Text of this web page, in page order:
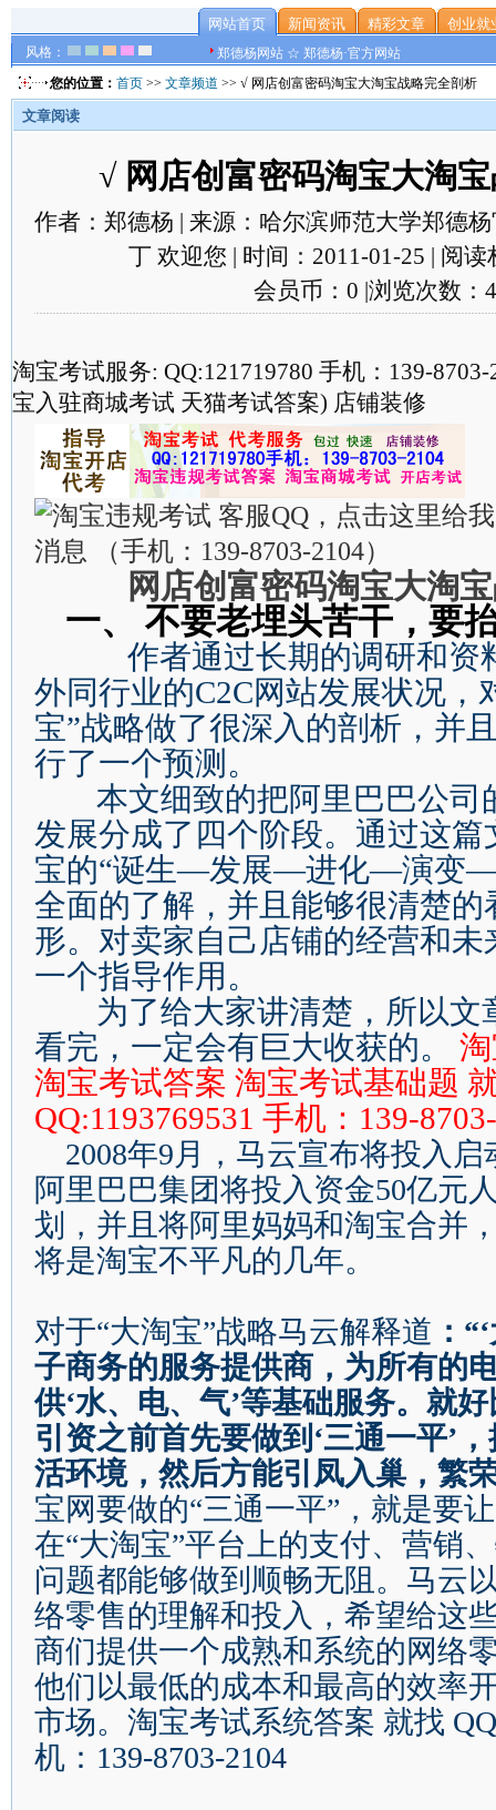
风格：
网站首页 新闻资讯 精彩文章 创业就
郑德杨网站 ☆ 郑德杨·官方网站
您的位置： 首页 >> 文章频道 >> √ 网店创富密码淘宝大淘宝战略完全剖析
文章阅读
√ 网店创富密码淘宝大淘
作者：郑德杨 | 来源：哈尔滨师范大学郑德
丁 欢迎您 | 时间：2011-01-25 | 阅
会员币：0 |浏览次数：
淘宝考试服务: QQ:121719780 手机：139-
宝入驻商城考试 天猫考试答案) 店铺装修
网店创富密码淘宝大淘
一、 不要老埋头苦干，要
作者通过长期的调研和资
外同行业的C2C网站发展状况，
宝”战略做了很深入的剖析，并
行了一个预测。
本文细致的把阿里巴巴公司
发展分成了四个阶段。通过这
宝的“诞生—发展—进化—演变
全面的了解，并且能够很清楚的
形。对卖家自己店铺的经营和
一个指导作用。
为了给大家讲清楚，所以文
看完，一定会有巨大收获的。
淘宝考试答案 淘宝考试基础题
QQ:1193769531 手机： 139-
2008年9月，马云宣布将投入启
阿里巴巴集团将投入资金50亿元
划，并且将阿里妈妈和淘宝合并
将是淘宝不平凡的几年。
对于“大淘宝”战略马云解释道 ： “‘
子商务的服务提供商，为所有的
供‘水、电、气’等基础服务。就
引资之前首先要做到 ‘三通一平’
活环境，然后方能引凤入巢，繁
宝网要做的“三通一平” ，就是要
在“大淘宝”平台上的支付、营销
问题都能够做到顺畅无阻。马云
络零售的理解和投入，希望给这
商们提供一个成熟和系统的网络
他们以最低的成本和最高的效率
市场。淘宝考试系统答案 就找
机： 139-8703-2104